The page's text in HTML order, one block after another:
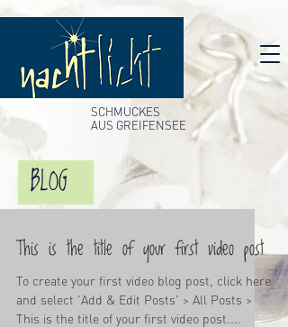
SCHMUCKES
AUS GREIFENSEE
BLOG
This is the title of your first video post
To create your first video blog post, click here
and select 'Add & Edit Posts' > All Posts >
This is the title of your first video post....